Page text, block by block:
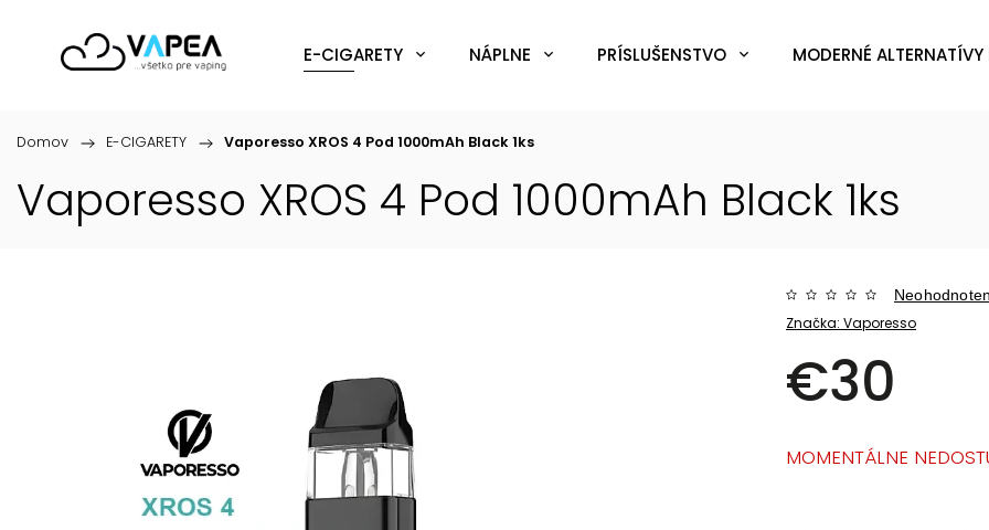
E-CIGARETY NÁPLNE PRÍSLUŠENSTVO MODERNÉ ALTERNATÍVY
Domov / E-CIGARETY / Vaporesso XROS 4 Pod 1000mAh Black 1ks
Vaporesso XROS 4 Pod 1000mAh Black 1ks
Značka:Vaporesso
€30
MOMENTÁLNE